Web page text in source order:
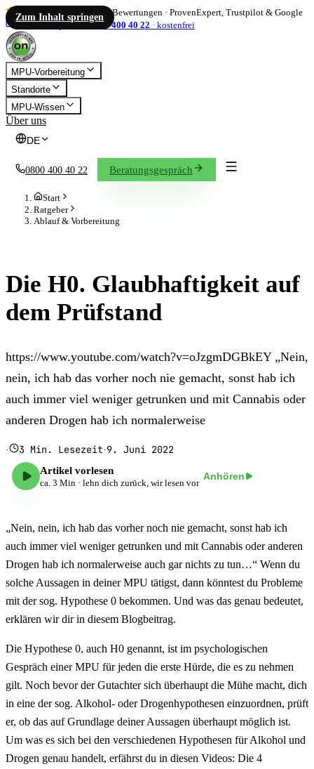
Zum Inhalt springen
4,86 / 5 1.833 Bewertungen · ProvenExpert, Trustpilot & Google
info@on-mpu.de
0800 400 40 22 · kostenfrei
MPU-Vorbereitung
Standorte
MPU-Wissen
Über uns
DE
0800 400 40 22 Beratungsgespräch
Start
Ratgeber
Ablauf & Vorbereitung
Die H0. Glaubhaftigkeit auf
dem Prüfstand
https://www.youtube.com/watch?v=oJzgmDGBkEY „Nein,
nein, ich hab das vorher noch nie gemacht, sonst hab ich
auch immer viel weniger getrunken und mit Cannabis oder
anderen Drogen hab ich normalerweise
· 3 Min. Lesezeit·9. Juni 2022
Artikel vorlesen
ca. 3 Min · lehn dich zurück, wir lesen vor
Anhören
„Nein, nein, ich hab das vorher noch nie gemacht, sonst hab ich
auch immer viel weniger getrunken und mit Cannabis oder anderen
Drogen hab ich normalerweise auch gar nichts zu tun…“ Wenn du
solche Aussagen in deiner MPU tätigst, dann könntest du Probleme
mit der sog. Hypothese 0 bekommen. Und was das genau bedeutet,
erklären wir dir in diesem Blogbeitrag.
Die Hypothese 0, auch H0 genannt, ist im psychologischen
Gespräch einer MPU für jeden die erste Hürde, die es zu nehmen
gilt. Noch bevor der Gutachter sich überhaupt die Mühe macht, dich
in eine der sog. Alkohol- oder Drogenhypothesen einzuordnen, prüft
er, ob das auf Grundlage deiner Aussagen überhaupt möglich ist.
Um was es sich bei den verschiedenen Hypothesen für Alkohol und
Drogen genau handelt, erfährst du in diesen Videos: Die 4